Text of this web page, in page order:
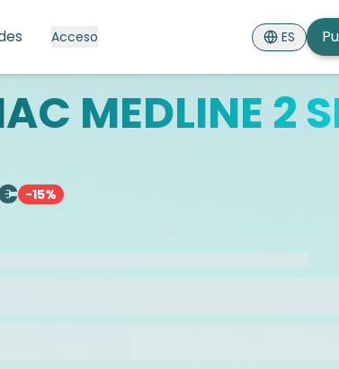
Acceso ES
MEDLINE 2
-15%